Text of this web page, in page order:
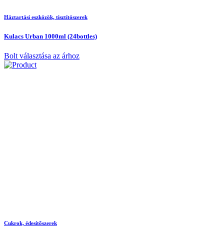
Háztartási eszközök, tisztítószerek
Kulacs Urban 1000ml (24bottles)
Bolt választása az árhoz
Cukrok, édesítõszerek